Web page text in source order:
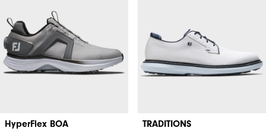
HyperFlex BOA TRADITIONS